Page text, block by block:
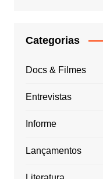
Categorias
Docs & Filmes
Entrevistas
Informe
Lançamentos